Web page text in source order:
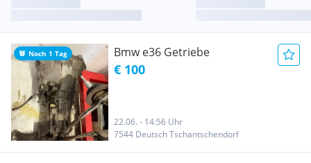
Noch 1 Tag Bmw e36 Getriebe
€ 100
22.06. - 14:56 Uhr
7544 Deutsch Tschantschendorf